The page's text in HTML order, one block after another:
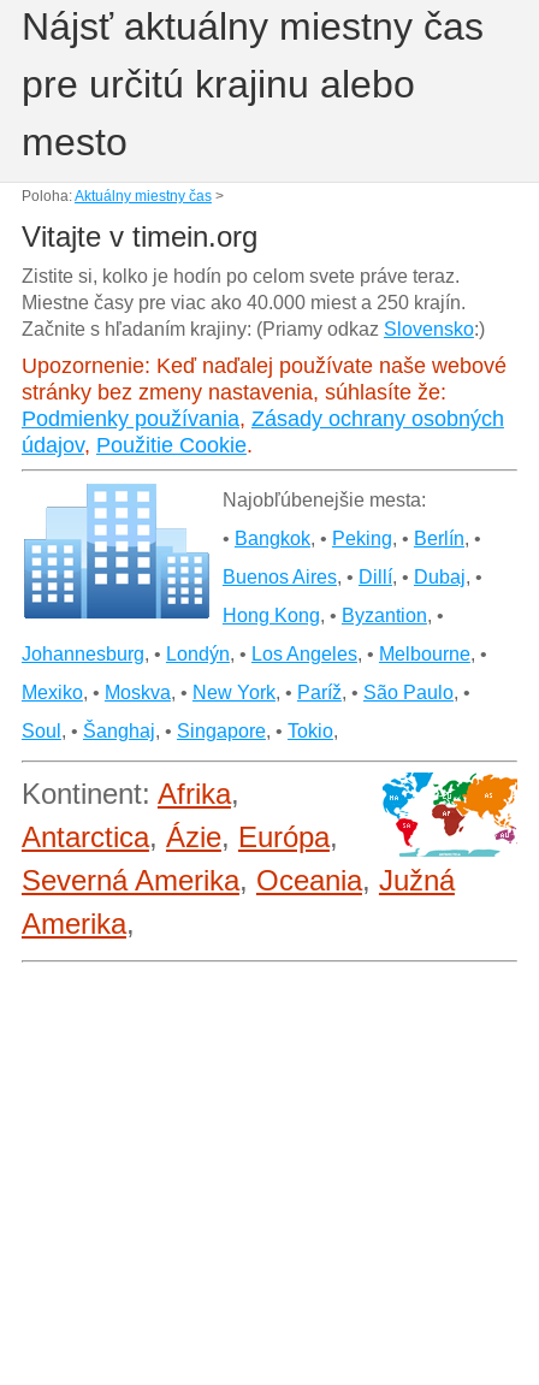
Nájsť aktuálny miestny čas
pre určitú krajinu alebo
mesto
Poloha:Aktuálny miestny čas>
Vitajte v timein.org
Zistite si, kolko je hodín po celom svete práve teraz.
Miestne časy pre viac ako 40.000 miest a 250 krajín.
Začnite s hľadaním krajiny: (Priamy odkaz Slovensko:)
Upozornenie: Keď naďalej používate naše webové
stránky bez zmeny nastavenia, súhlasíte že:
Podmienky používania, Zásady ochrany osobných
údajov, Použitie Cookie.
Najobľúbenejšie mesta:
• Bangkok, • Peking, • Berlín, •
Buenos Aires, • Dillí, • Dubaj, •
Hong Kong, • Byzantion, •
Johannesburg, • Londýn, • Los Angeles, • Melbourne, •
Mexiko, • Moskva, • New York, • Paríž, • São Paulo, •
Soul , • Šanghaj, • Singapore, • Tokio,
Kontinent: Afrika,
Antarctica, Ázie, Európa,
Severná Amerika, Oceania, Južná
Amerika,